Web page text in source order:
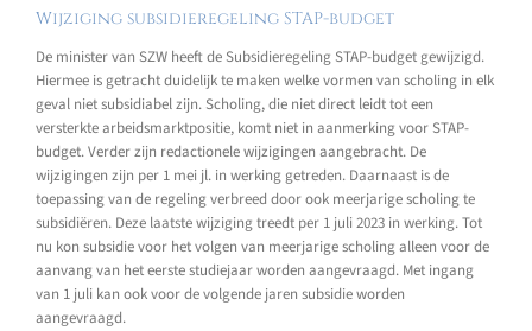
Wijziging subsidieregeling STAP-budget
De minister van SZW heeft de Subsidieregeling STAP-budget gewijzigd.
Hiermee is getracht duidelijk te maken welke vormen van scholing in elk
geval niet subsidiabel zijn. Scholing, die niet direct leidt tot een
versterkte arbeidsmarktpositie, komt niet in aanmerking voor STAP-
budget. Verder zijn redactionele wijzigingen aangebracht. De
wijzigingen zijn per 1 mei jl. in werking getreden. Daarnaast is de
toepassing van de regeling verbreed door ook meerjarige scholing te
subsidiëren. Deze laatste wijziging treedt per 1 juli 2023 in werking. Tot
nu kon subsidie voor het volgen van meerjarige scholing alleen voor de
aanvang van het eerste studiejaar worden aangevraagd. Met ingang
van 1 juli kan ook voor de volgende jaren subsidie worden
aangevraagd.